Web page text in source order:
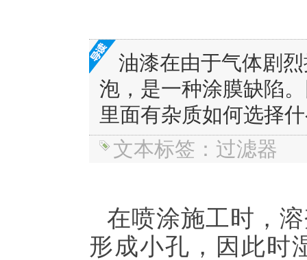
油漆在由于气体剧
泡，是一种涂膜缺陷
里面有杂质如何选择
文本标签：过滤器
在喷涂施工时，
形成小孔，因此时